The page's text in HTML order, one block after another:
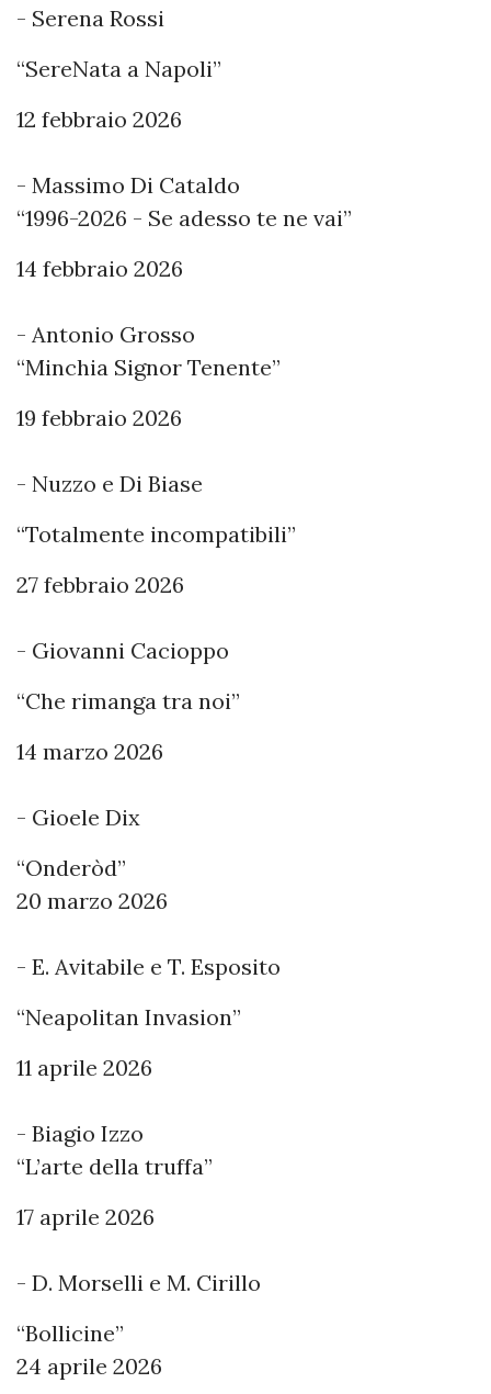
- Serena Rossi
“SereNata a Napoli”
12 febbraio 2026
- Massimo Di Cataldo
“1996-2026 - Se adesso te ne vai”
14 febbraio 2026
- Antonio Grosso
“Minchia Signor Tenente”
19 febbraio 2026
- Nuzzo e Di Biase
“Totalmente incompatibili”
27 febbraio 2026
- Giovanni Cacioppo
“Che rimanga tra noi”
14 marzo 2026
- Gioele Dix
“Onderòd”
20 marzo 2026
- E. Avitabile e T. Esposito
“Neapolitan Invasion”
11 aprile 2026
- Biagio Izzo
“L’arte della truffa”
17 aprile 2026
- D. Morselli e M. Cirillo
“Bollicine”
24 aprile 2026